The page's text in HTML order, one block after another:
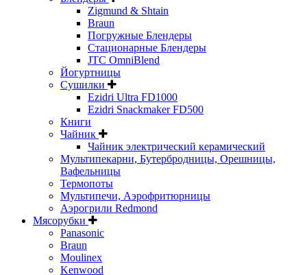
Zigmund & Shtain
Braun
Погружные Блендеры
Стационарные Блендеры
JTC OmniBlend
Йогуртницы
Сушилки
Ezidri Ultra FD1000
Ezidri Snackmaker FD500
Книги
Чайник
Чайник электрический керамический
Мультипекарни, Бутербродницы, Орешницы,
Вафельницы
Термопоты
Мультипечи, Аэрофритюрницы
Аэрогрили Redmond
Мясорубки
Panasonic
Braun
Moulinex
Kenwood